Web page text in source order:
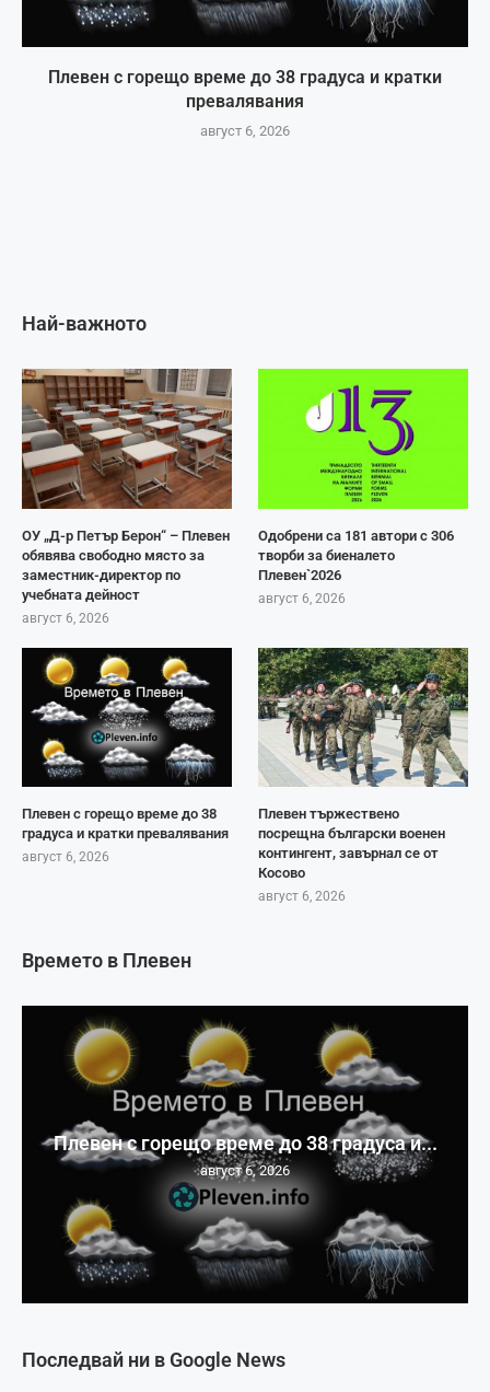
Плевен с горещо време до 38 градуса и кратки
превалявания
август 6, 2026
Последвай ни в Google News
Най-важното
ОУ „Д-р Петър Берон“ – Плевен
обявява свободно място за
заместник-директор по
учебната дейност
август 6, 2026
Одобрени са 181 автори с 306
творби за биеналето
Плевен`2026
август 6, 2026
Плевен с горещо време до 38
градуса и кратки превалявания
август 6, 2026
Плевен тържествено
посрещна български военен
контингент, завърнал се от
Косово
август 6, 2026
Времето в Плевен
Плевен с горещо време до 38 градуса и...
август 6, 2026